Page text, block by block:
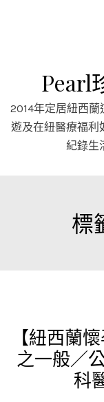
Pearl
2014年定居紐西
遊及在紐醫療福利
紀錄生
標
【紐西蘭
之一般／
科